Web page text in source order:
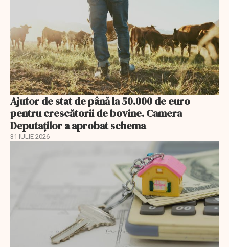
Ajutor de stat de până la 50.000 de euro
pentru crescătorii de bovine. Camera
Deputaților a aprobat schema
31 IULIE 2026